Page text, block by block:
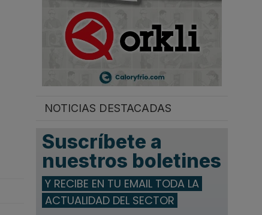
NOTICIAS DESTACADAS
Suscríbete a
nuestros boletines
Y RECIBE EN TU EMAIL TODA LA
ACTUALIDAD DEL SECTOR